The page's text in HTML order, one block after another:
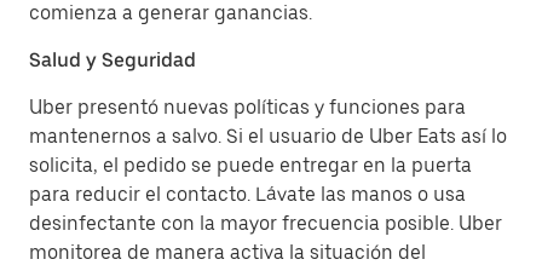
comienza a generar ganancias.
Salud y Seguridad
Uber presentó nuevas políticas y funciones para
mantenernos a salvo. Si el usuario de Uber Eats así lo
solicita, el pedido se puede entregar en la puerta
para reducir el contacto. Lávate las manos o usa
desinfectante con la mayor frecuencia posible. Uber
monitorea de manera activa la situación del